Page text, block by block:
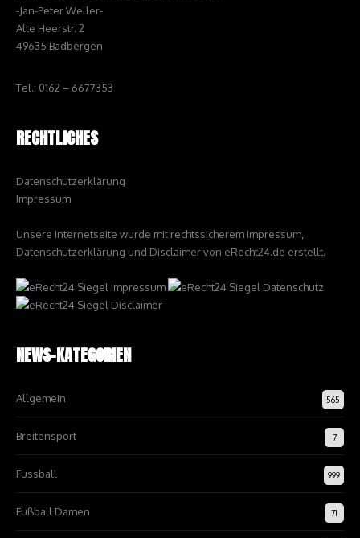
-Jan-Peter Weller-
Alte Heerstr. 2
49635 Badbergen
Tel.: 0162 – 6677353
RECHTLICHES
Datenschutzerklärung
Impressum
Unsere Internetseite wurde mit rechtssicherem Impressum,
Datenschutzerklärung und Disclaimer von eRecht24.de erstellt.
NEWS-KATEGORIEN
Allgemein 565
Breitensport 7
Fussball 999
Fußball Damen 71